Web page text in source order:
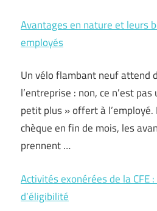
Avantages en nature et leurs
employés
Un vélo flambant neuf attend
l’entreprise : non, ce n’est
petit plus » offert à
chèque en fin de mois, les
prennent …
Activités exonérées de la CFE
d’éligibilité